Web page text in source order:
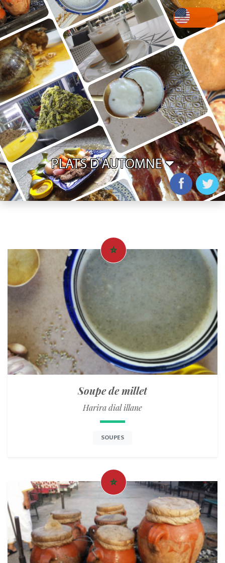
PLATS D'AUTOMNE
Soupe de millet
Harira dial illane
SOUPES
+